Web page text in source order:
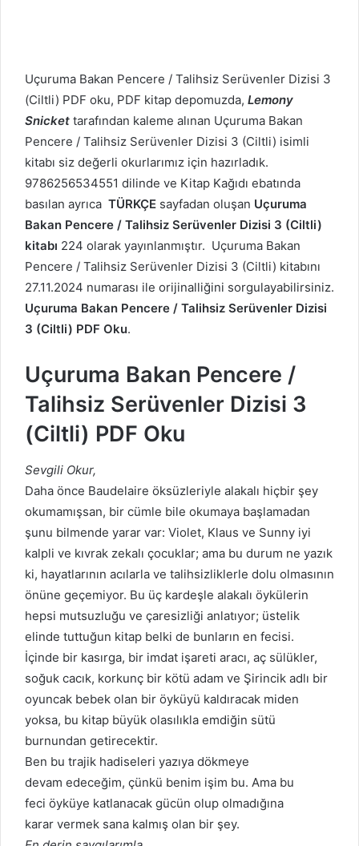
Uçuruma Bakan Pencere / Talihsiz Serüvenler Dizisi 3
(Ciltli) PDF oku, PDF kitap depomuzda, Lemony
Snicket tarafından kaleme alınan Uçuruma Bakan
Pencere / Talihsiz Serüvenler Dizisi 3 (Ciltli) isimli
kitabı siz değerli okurlarımız için hazırladık.
9786256534551 dilinde ve Kitap Kağıdı ebatında
basılan ayrıca TÜRKÇE sayfadan oluşan Uçuruma
Bakan Pencere / Talihsiz Serüvenler Dizisi 3 (Ciltli)
kitabı 224 olarak yayınlanmıştır. Uçuruma Bakan
Pencere / Talihsiz Serüvenler Dizisi 3 (Ciltli) kitabını
27.11.2024 numarası ile orijinalliğini sorgulayabilirsiniz.
Uçuruma Bakan Pencere / Talihsiz Serüvenler Dizisi
3 (Ciltli) PDF Oku.
Uçuruma Bakan Pencere /
Talihsiz Serüvenler Dizisi 3
(Ciltli) PDF Oku
Sevgili Okur,
Daha önce Baudelaire öksüzleriyle alakalı hiçbir şey
okumamışsan, bir cümle bile okumaya başlamadan
şunu bilmende yarar var: Violet, Klaus ve Sunny iyi
kalpli ve kıvrak zekalı çocuklar; ama bu durum ne yazık
ki, hayatlarının acılarla ve talihsizliklerle dolu olmasının
önüne geçemiyor. Bu üç kardeşle alakalı öykülerin
hepsi mutsuzluğu ve çaresizliği anlatıyor; üstelik
elinde tuttuğun kitap belki de bunların en fecisi.
İçinde bir kasırga, bir imdat işareti aracı, aç sülükler,
soğuk cacık, korkunç bir kötü adam ve Şirincik adlı bir
oyuncak bebek olan bir öyküyü kaldıracak miden
yoksa, bu kitap büyük olasılıkla emdiğin sütü
burnundan getirecektir.
Ben bu trajik hadiseleri yazıya dökmeye
devam edeceğim, çünkü benim işim bu. Ama bu
feci öyküye katlanacak gücün olup olmadığına
karar vermek sana kalmış olan bir şey.